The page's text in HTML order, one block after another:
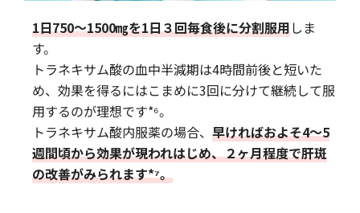
1日750〜1500㎎を1日３回毎食後に分割服用しま
す。
トラネキサム酸の血中半減期は4時間前後と短いた
め、効果を得るにはこまめに3回に分けて継続して服
用するのが理想です*⁶。
トラネキサム酸内服薬の場合、 早ければおよそ4〜5
週間頃から効果が現われはじめ、２ヶ月程度で肝斑
の改善がみられます*⁷。